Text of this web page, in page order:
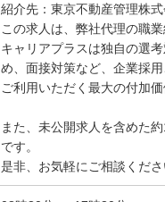
紹介先：東京不動産管理株
この求人は、弊社代理の職業
キャリアプラスは独自の選
め、面接対策など、企業採
ご利用いただく最大の付加価
また、未公開求人を含めた
です。
是非、お気軽にご相談くださ